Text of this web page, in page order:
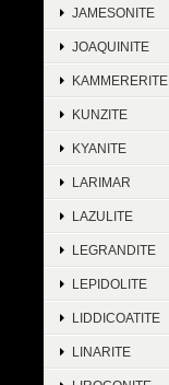
JAMESONITE
JOAQUINITE
KAMMERERITE
KUNZITE
KYANITE
LARIMAR
LAZULITE
LEGRANDITE
LEPIDOLITE
LIDDICOATITE
LINARITE